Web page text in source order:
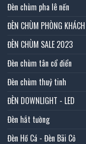
Đèn chùm pha lê nến
ĐÈN CHÙM PHÒNG KHÁCH
ĐÈN CHÙM SALE 2023
Đèn chùm tân cổ điển
Đèn chùm thuỷ tinh
ĐÈN DOWNLIGHT - LED
Đèn hắt tường
Đèn Hồ Cá - Đèn Bãi Cỏ